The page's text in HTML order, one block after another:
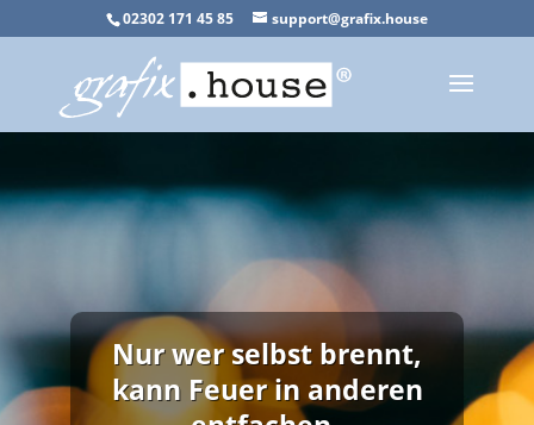
02302 171 45 85 support@grafix.house
Nur wer selbst brennt,
kann Feuer in anderen